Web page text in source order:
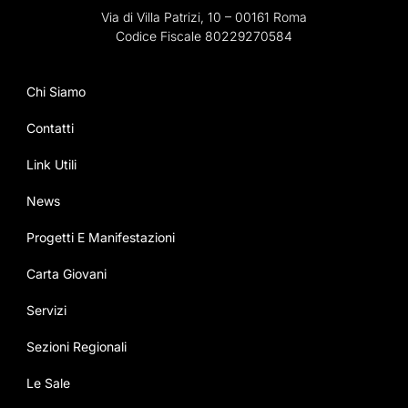
Via di Villa Patrizi, 10 – 00161 Roma
Codice Fiscale 80229270584
Chi Siamo
Contatti
Link Utili
News
Progetti E Manifestazioni
Carta Giovani
Servizi
Sezioni Regionali
Le Sale